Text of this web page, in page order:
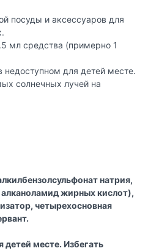
посуды и аксессуаров для
мл средства (примерно 1
недоступном для детей месте.
солнечных лучей на
натрия,
жирных кислот),
четырехосновная
детей месте. Избегать